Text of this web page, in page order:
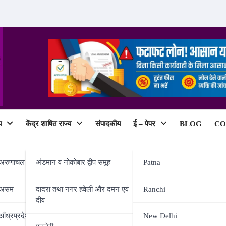
प्रदेश
केंद्र शाषित राज्य
अंडमान व नोकोबार द्वीप समूह
दादरा तथा नगर हवेली और दमन एवं
दीव
संपादकीय ई – पेपर
Patna
Ranchi
New Delhi
BLOG
संपन्न